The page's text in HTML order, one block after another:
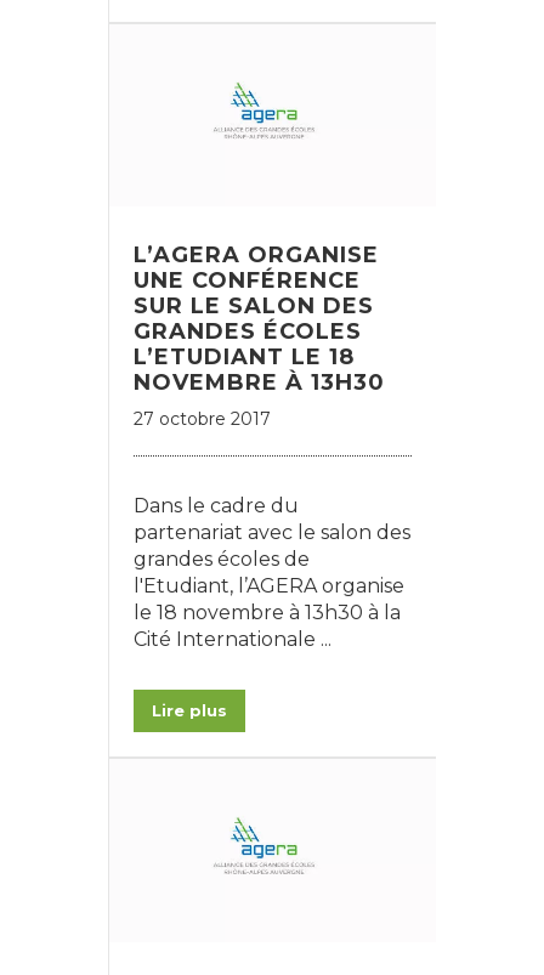
L’AGERA ORGANISE
UNE CONFÉRENCE
SUR LE SALON DES
GRANDES ÉCOLES
L’ETUDIANT LE 18
NOVEMBRE À 13H30
27 octobre 2017
Dans le cadre du
partenariat avec le salon des
grandes écoles de
l'Etudiant, l’AGERA organise
le 18 novembre à 13h30 à la
Cité Internationale ...
Lire plus